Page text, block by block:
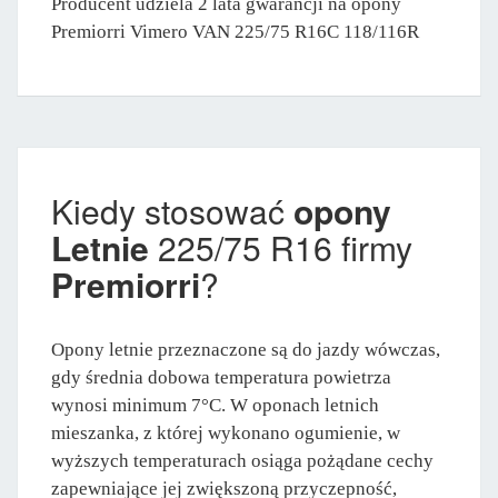
Premiorri Vimero VAN 225/75 R16C 118/116R
Kiedy stosować opony
Letnie 225/75 R16 firmy
Premiorri?
Opony letnie przeznaczone są do jazdy wówczas,
gdy średnia dobowa temperatura powietrza
wynosi minimum 7°C. W oponach letnich
mieszanka, z której wykonano ogumienie, w
wyższych temperaturach osiąga pożądane cechy
zapewniające jej zwiększoną przyczepność,